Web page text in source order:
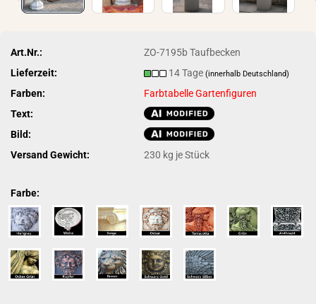
Art.Nr.:
ZO-7195b Taufbecken
Lieferzeit:
14 Tage(innerhalb Deutschland)
Farben:
Farbtabelle Gartenfiguren
Text:
Bild:
Versand Gewicht:
230 kg je Stück
Farbe: